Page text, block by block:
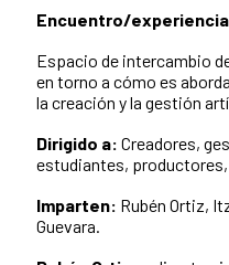
Encuentro/experiencia
Espacio de intercambio
en torno a cómo es
la creación y la gestión
Dirigido a: Creadores,
estudiantes, productores,
Imparten: Rubén Ortiz,
Guevara.